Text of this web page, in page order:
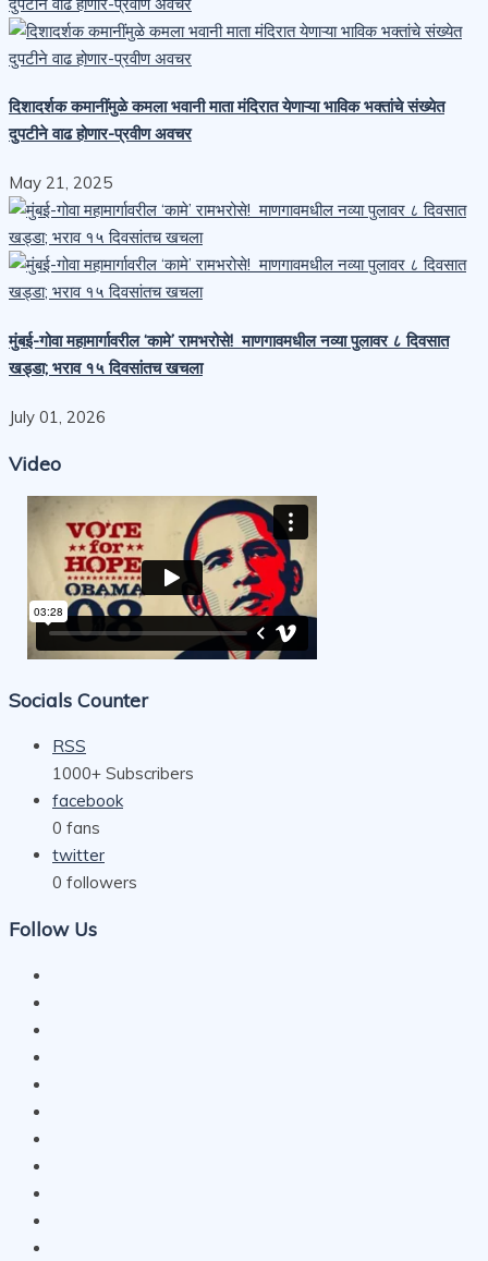
दिशादर्शक कमानींमुळे कमला भवानी माता मंदिरात येणाऱ्या भाविक भक्तांचे संख्येत
दुपटीने वाढ होणार-प्रवीण अवचर
May 21, 2025
मुंबई-गोवा महामार्गावरील ‘कामे’ रामभरोसे! माणगावमधील नव्या पुलावर ८ दिवसात
खड्डा; भराव १५ दिवसांतच खचला
July 01, 2026
Video
Socials Counter
RSS
1000+ Subscribers
facebook
0 fans
twitter
0 followers
Follow Us